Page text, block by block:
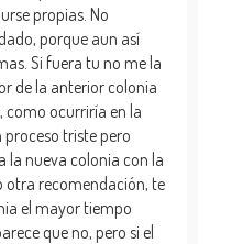
propias. No
porque aun así
Si fuera tu no me la
de la anterior colonia
como ocurriría en la
triste pero
la nueva colonia con la
otra recomendación, te
el mayor tiempo
que no, pero si el